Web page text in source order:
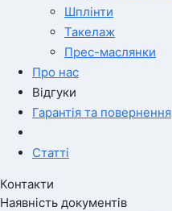
Шплінти
Такелаж
Прес-маслянки
Про нас
Відгуки
Гарантія та повернення
Статті
Контакти
Наявність документів